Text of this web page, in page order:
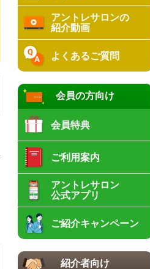
アントレサロンの
紹介動画
よくあるご質問
会員の方向け
会員特典
ご利用案内
アントレサロン
公式アプリ
ご紹介キャンペーン
紹介者向け